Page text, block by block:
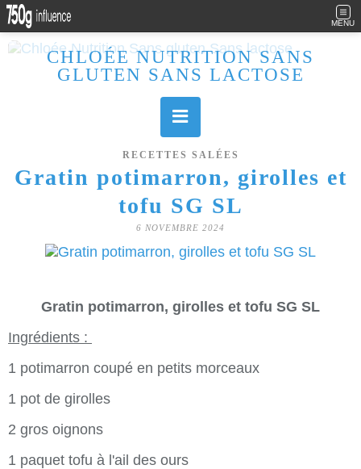
MENU
CHLOÉE NUTRITION SANS
GLUTEN SANS LACTOSE
RECETTES SALÉES
Gratin potimarron, girolles et
tofu SG SL
6 NOVEMBRE 2024
Gratin potimarron, girolles et tofu SG SL
Ingrédients :
1 potimarron coupé en petits morceaux
1 pot de girolles
2 gros oignons
1 paquet tofu à l'ail des ours